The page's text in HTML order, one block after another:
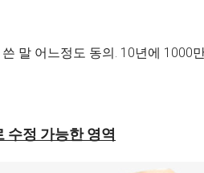
말 어느정도 동의. 10년에 1000
수정 가능한 영역